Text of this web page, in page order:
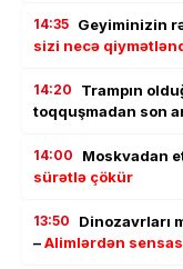
14:35 Geyiminizin
sizi necə
14:20
Trampın
toqquşmadan son
14:00 Moskvadan
sürətlə çökür
13:50
Dinozavrları
–Alimlərdən